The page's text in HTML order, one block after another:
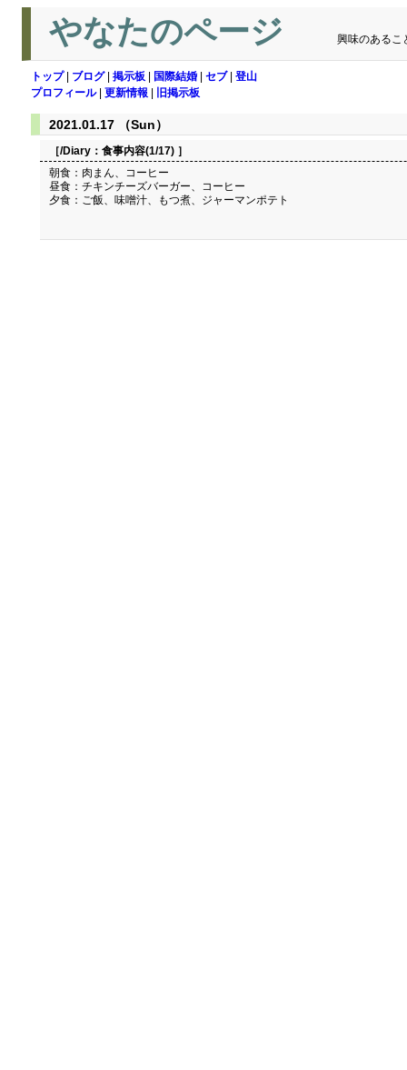
やなたのページ 興味のあるこ
トップ| ブログ| 掲示板 国際結婚 セブ| 登山
プロフィール| 更新情報 旧掲示板
2021.01.17 （Sun）
［/Diary： 食事内容(1/17) ］
朝食：肉まん、コーヒー
昼食：チキンチーズバーガー、コーヒー
夕食：ご飯、味噌汁、もつ煮、ジャーマンポテト